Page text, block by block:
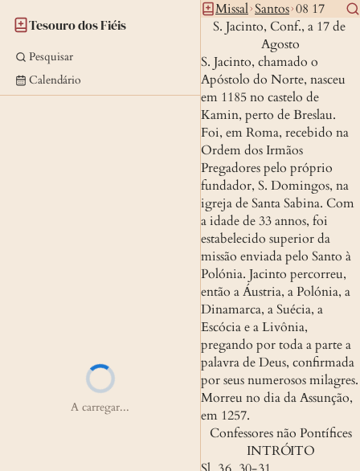
Tesouro dos Fiéis
Pesquisar
Calendário
A carregar...
Missal Santos 08 17
S. Jacinto, Conf., a 17 de
Agosto
S. Jacinto, chamado o
Apóstolo do Norte, nasceu
em 1185 no castelo de
Kamin, perto de Breslau.
Foi, em Roma, recebido na
Ordem dos Irmãos
Pregadores pelo próprio
fundador, S. Domingos, na
igreja de Santa Sabina. Com
a idade de 33 annos, foi
estabelecido superior da
missão enviada pelo Santo à
Polónia. Jacinto percorreu,
então a Áustria, a Polónia, a
Dinamarca, a Suécia, a
Escócia e a Livônia,
pregando por toda a parte a
palavra de Deus, confirmada
por seus numerosos milagres.
Morreu no dia da Assunção,
em 1257.
Confessores não Pontífices
INTRÓITO